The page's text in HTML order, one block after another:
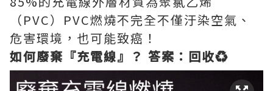
（PVC）PVC燃燒不完全不僅汙染空氣、
危害環境，也可能致癌！
如何廢棄『充電線』？ 答案：回收♻️